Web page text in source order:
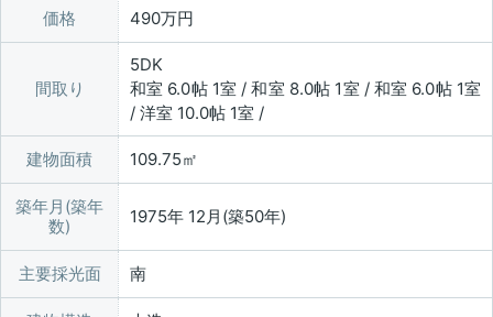
価格 490万円
間取り
5DK
和室 6.0帖 1室 / 和室 8.0帖 1室 / 和室 6.0帖 1室
/ 洋室 10.0帖 1室 /
建物面積 109.75㎡
築年月(築年
数)
1975年 12月(築50年)
主要採光面 南